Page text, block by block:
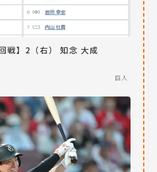
戦】2（右） 知念 大成
巨人